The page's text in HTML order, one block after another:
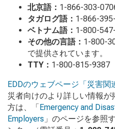
北京語： 1-866-303-
タガログ語： 1-866-
ベトナム語： 1-800-
その他の言語： 1-800-
で提供されています。
TTY： 1-800-815-9387
EDDのウェブページ「災害関
災者向けのより詳しい情報
方は、「Emergency and
Employers 」のページを参照